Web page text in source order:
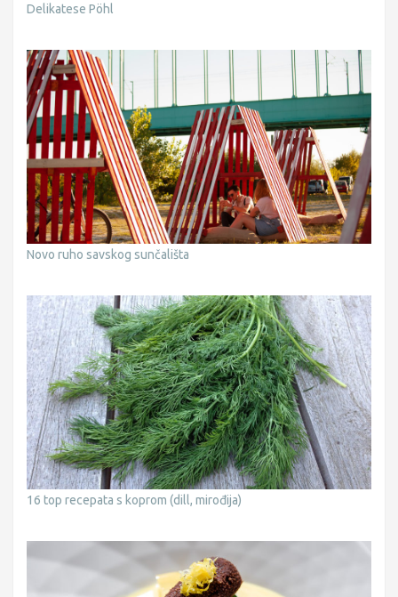
Delikatese Pöhl
Novo ruho savskog sunčališta
16 top recepata s koprom (dill, mirođija)